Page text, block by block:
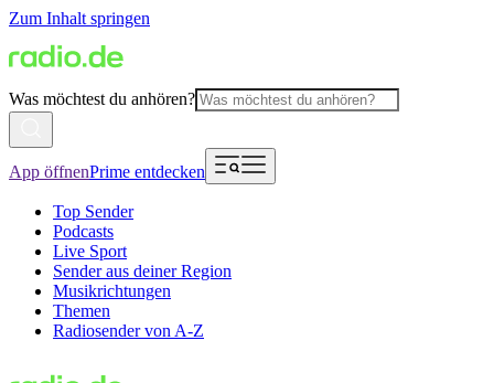
Zum Inhalt springen
Was möchtest du anhören?
App öffnenPrime entdecken
Top Sender
Podcasts
Live Sport
Sender aus deiner Region
Musikrichtungen
Themen
Radiosender von A-Z